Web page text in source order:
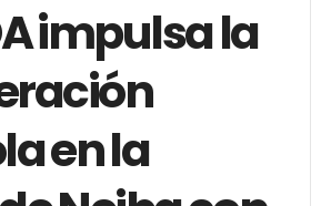
impulsa la
en la